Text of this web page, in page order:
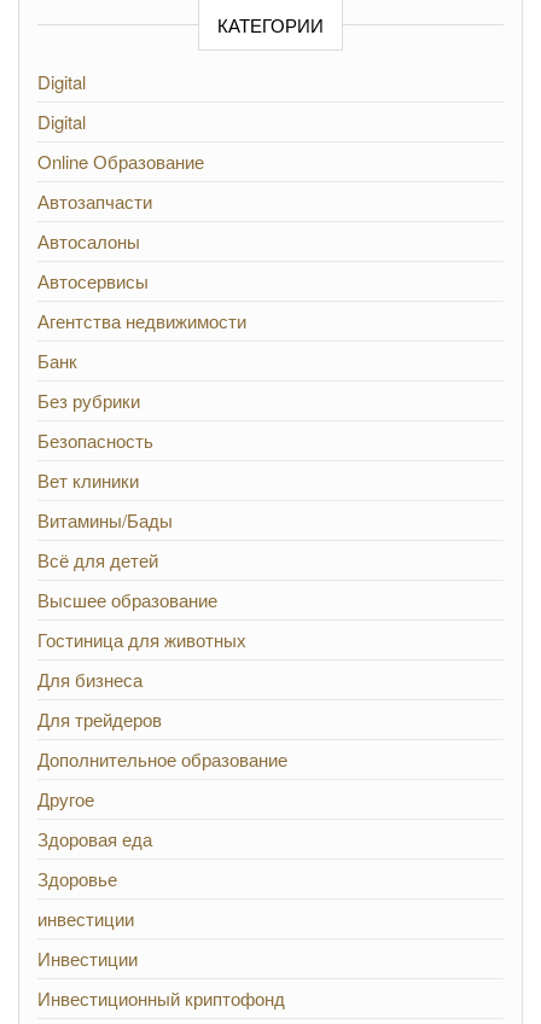
КАТЕГОРИИ
Digital
Digital
Online Образование
Автозапчасти
Автосалоны
Автосервисы
Агентства недвижимости
Банк
Без рубрики
Безопасность
Вет клиники
Витамины/Бады
Всё для детей
Высшее образование
Гостиница для животных
Для бизнеса
Для трейдеров
Дополнительное образование
Другое
Здоровая еда
Здоровье
инвестиции
Инвестиции
Инвестиционный криптофонд